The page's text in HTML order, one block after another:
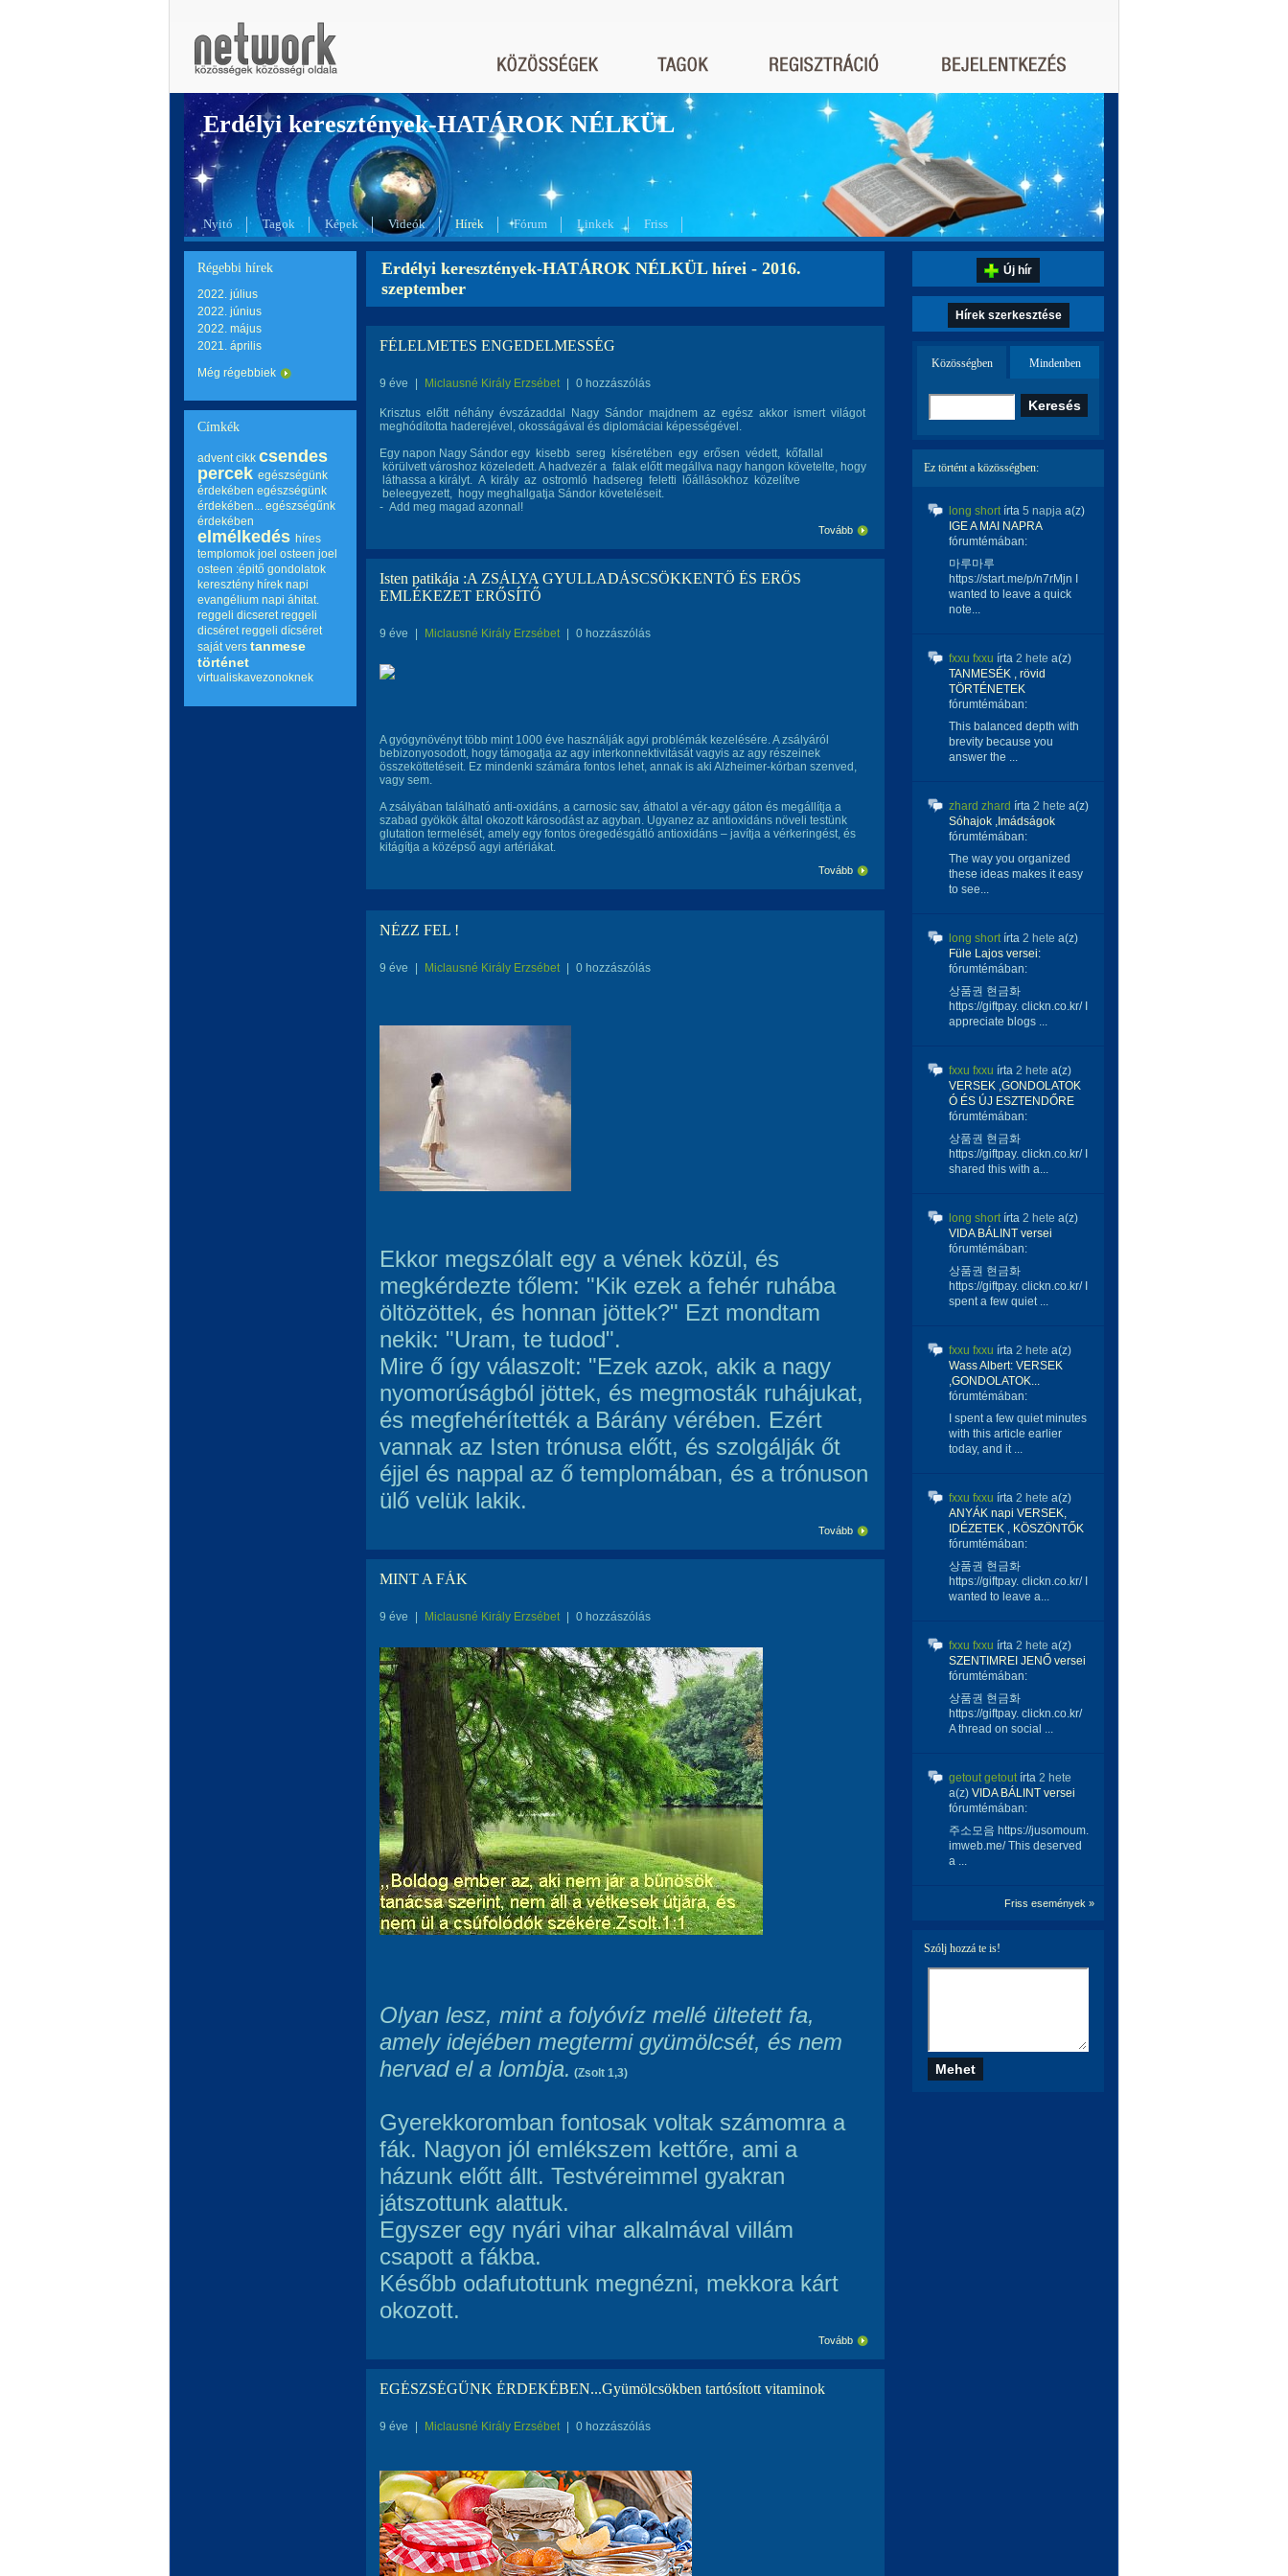
Erdélyi keresztények-HATÁROK NÉLKÜL
Nyitó Tagok Képek Videók Hírek Fórum Linkek Friss
Régebbi hírek
2022. július
2022. június
2022. május
2021. április
Még régebbiek
Címkék
advent cikk csendes
percek egészségünk
érdekében egészségünk
érdekében... egészségűnk
érdekében
elmélkedés híres
templomok joel osteen joel
osteen :épitő gondolatok
keresztény hírek napi
evangélium napi áhitat.
reggeli dicseret reggeli
dicséret reggeli dícséret
saját vers tanmese
történet
virtualiskavezonoknek
Erdélyi keresztények-HATÁROK NÉLKÜL hírei - 2016.
szeptember
FÉLELMETES ENGEDELMESSÉG
9 éve Miclausné Király Erzsébet 0 hozzászólás
Krisztus előtt néhány évszázaddal Nagy Sándor majdnem az egész akkor ismert világot
meghódította haderejével, okosságával és diplomáciai képességével.
Egy napon Nagy Sándor egy kisebb sereg kíséretében egy erősen védett, kőfallal
körülvett városhoz közeledett. A hadvezér a falak előtt megállva nagy hangon követelte, hogy
láthassa a királyt. A király az ostromló hadsereg feletti lőállásokhoz közelítve
beleegyezett, hogy meghallgatja Sándor követeléseit.
- Add meg magad azonnal!
Tovább
Isten patikája :A ZSÁLYA GYULLADÁSCSÖKKENTŐ ÉS ERŐS
EMLÉKEZET ERŐSÍTŐ
9 éve Miclausné Király Erzsébet 0 hozzászólás
A gyógynövényt több mint 1000 éve használják agyi problémák kezelésére. A zsályáról
bebizonyosodott, hogy támogatja az agy interkonnektivitását vagyis az agy részeinek
összeköttetéseit. Ez mindenki számára fontos lehet, annak is aki Alzheimer-kórban szenved,
vagy sem.
A zsályában található anti-oxidáns, a carnosic sav, áthatol a vér-agy gáton és megállítja a
szabad gyökök által okozott károsodást az agyban. Ugyanez az antioxidáns növeli testünk
glutation termelését, amely egy fontos öregedésgátló antioxidáns – javítja a vérkeringést, és
kitágítja a középső agyi artériákat.
Tovább
NÉZZ FEL !
9 éve Miclausné Király Erzsébet 0 hozzászólás
Ekkor megszólalt egy a vének közül, és
megkérdezte tőlem: "Kik ezek a fehér ruhába
öltözöttek, és honnan jöttek?" Ezt mondtam
nekik: "Uram, te tudod".
Mire ő így válaszolt: "Ezek azok, akik a nagy
nyomorúságból jöttek, és megmosták ruhájukat,
és megfehérítették a Bárány vérében. Ezért
vannak az Isten trónusa előtt, és szolgálják őt
éjjel és nappal az ő templomában, és a trónuson
ülő velük lakik.
Tovább
MINT A FÁK
9 éve Miclausné Király Erzsébet 0 hozzászólás
Olyan lesz, mint a folyóvíz mellé ültetett fa,
amely idejében megtermi gyümölcsét, és nem
hervad el a lombja. (Zsolt 1,3)
Gyerekkoromban fontosak voltak számomra a
fák. Nagyon jól emlékszem kettőre, ami a
házunk előtt állt. Testvéreimmel gyakran
játszottunk alattuk.
Egyszer egy nyári vihar alkalmával villám
csapott a fákba.
Később odafutottunk megnézni, mekkora kárt
okozott.
Tovább
EGÉSZSÉGŰNK ÉRDEKÉBEN...Gyümölcsökben tartósított vitaminok
9 éve Miclausné Király Erzsébet 0 hozzászólás
Új hír
Hírek szerkesztése
Közösségben Mindenben
Ez történt a közösségben:
long shortírta 5 napja a(z)
IGE A MAI NAPRA
fórumtémában:
마루마루
https://start.me/p/n7rMjn I
wanted to leave a quick
note...
fxxu fxxu írta 2 hete a(z)
TANMESÉK , rövid
TÖRTÉNETEK
fórumtémában:
This balanced depth with
brevity because you
answer the ...
zhard zhard írta 2 hete a(z)
Sóhajok ,Imádságok
fórumtémában:
The way you organized
these ideas makes it easy
to see...
long shortírta 2 hete a(z)
Füle Lajos versei:
fórumtémában:
상품권 현금화
https://giftpay. clickn.co.kr/ I
appreciate blogs ...
fxxu fxxu írta 2 hete a(z)
VERSEK ,GONDOLATOK
Ó ÉS ÚJ ESZTENDŐRE
fórumtémában:
상품권 현금화
https://giftpay. clickn.co.kr/ I
shared this with a...
long shortírta 2 hete a(z)
VIDA BÁLINT versei
fórumtémában:
상품권 현금화
https://giftpay. clickn.co.kr/ I
spent a few quiet ...
fxxu fxxu írta 2 hete a(z)
Wass Albert: VERSEK
,GONDOLATOK...
fórumtémában:
I spent a few quiet minutes
with this article earlier
today, and it ...
fxxu fxxu írta 2 hete a(z)
ANYÁK napi VERSEK,
IDÉZETEK , KÖSZÖNTŐK
fórumtémában:
상품권 현금화
https://giftpay. clickn.co.kr/ I
wanted to leave a...
fxxu fxxu írta 2 hete a(z)
SZENTIMREI JENŐ versei
fórumtémában:
상품권 현금화
https://giftpay. clickn.co.kr/
A thread on social ...
getout getoutírta 2 hete
a(z) VIDA BÁLINT versei
fórumtémában:
주소모음 https://jusomoum.
imweb.me/ This deserved
a ...
Friss események »
Szólj hozzá te is!